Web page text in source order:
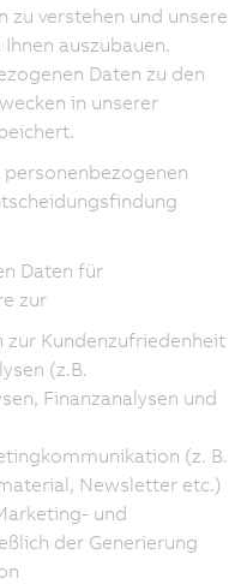
zu verstehen und unsere
auszubauen.
Daten zu den
in unserer
Daten für
zur
zur Kundenzufriedenheit
(z.B.
Finanzanalysen und
(z. B.
Newsletter etc.)
und
der Generierung